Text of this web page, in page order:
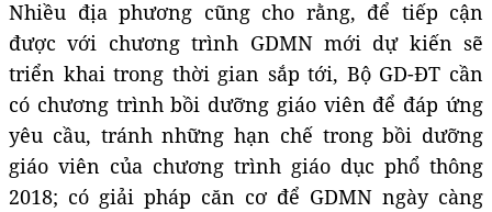
Nhiều địa phương cũng cho rằng, để tiếp cận
được với chương trình GDMN mới dự kiến sẽ
triển khai trong thời gian sắp tới, Bộ GD-ĐT cần
có chương trình bồi dưỡng giáo viên để đáp ứng
yêu cầu, tránh những hạn chế trong bồi dưỡng
giáo viên của chương trình giáo dục phổ thông
2018; có giải pháp căn cơ để GDMN ngày càng